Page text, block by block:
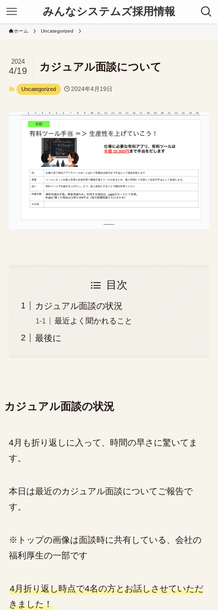
みんなシステムズ採用情報
ホーム Uncategorized
カジュアル面談について
2024
4/19
Uncategorized 2024年4月19日
目次
カジュアル面談の状況
最近よく聞かれること
最後に
カジュアル面談の状況
4月も折り返しに入って、時間の早さに驚いてま
す。
本日は最近のカジュアル面談についてご報告で
す。
※トップの画像は面談時に共有している、会社の
福利厚生の一部です
4月折り返し時点で4名の方とお話しさせていただ
きました！